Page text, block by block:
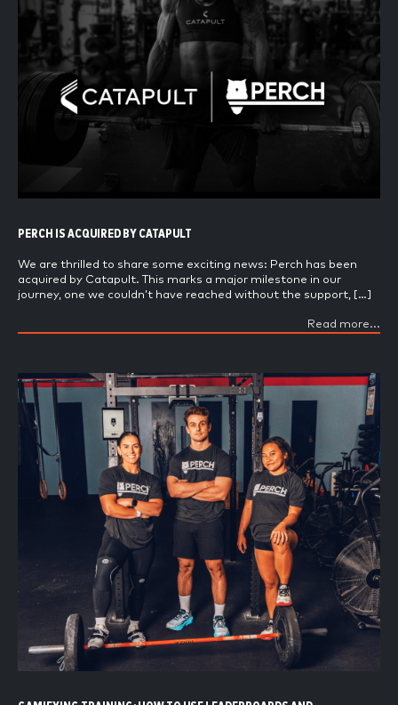
PERCH IS ACQUIRED BY CATAPULT
We are thrilled to share some exciting news: Perch has been
acquired by Catapult. This marks a major milestone in our
journey, one we couldn’t have reached without the support, […]
Read more...